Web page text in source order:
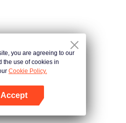
you are agreeing to our
the use of cookies in
Cookie Policy.
Accept